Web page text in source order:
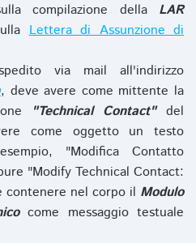
compilazione della LAR
Lettera di Assunzione di
via mail all'indirizzo
, deve avere come mittente la
"Technical Contact"del
come oggetto un testo
"Modifica Contatto
"Modify Technical Contact:
contenere nel corpo il Modulo
come messaggio testuale